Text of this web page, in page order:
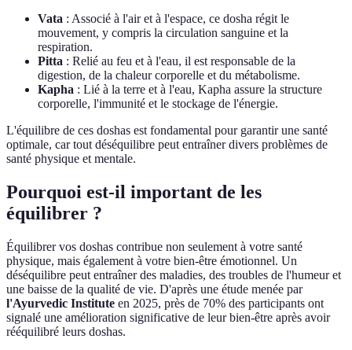
Vata : Associé à l'air et à l'espace, ce dosha régit le
mouvement, y compris la circulation sanguine et la
respiration.
Pitta : Relié au feu et à l'eau, il est responsable de la
digestion, de la chaleur corporelle et du métabolisme.
Kapha : Lié à la terre et à l'eau, Kapha assure la structure
corporelle, l'immunité et le stockage de l'énergie.
L'équilibre de ces doshas est fondamental pour garantir une santé
optimale, car tout déséquilibre peut entraîner divers problèmes de
santé physique et mentale.
Pourquoi est-il important de les
équilibrer ?
Équilibrer vos doshas contribue non seulement à votre santé
physique, mais également à votre bien-être émotionnel. Un
déséquilibre peut entraîner des maladies, des troubles de l'humeur et
une baisse de la qualité de vie. D'après une étude menée par
l'Ayurvedic Institute en 2025, près de 70% des participants ont
signalé une amélioration significative de leur bien-être après avoir
rééquilibré leurs doshas.